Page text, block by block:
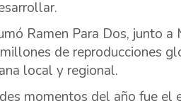
Ramen Para Dos, junto
de reproducciones
local y regional.
momentos del año fue el